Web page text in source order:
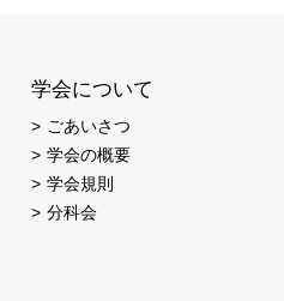
学会について
ごあいさつ
学会の概要
学会規則
分科会